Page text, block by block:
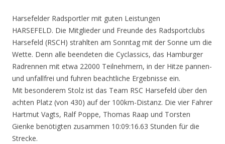
Harsefelder Radsportler mit guten Leistungen
HARSEFELD. Die Mitglieder und Freunde des Radsportclubs
Harsefeld (RSCH) strahlten am Sonntag mit der Sonne um die
Wette. Denn alle beendeten die Cyclassics, das Hamburger
Radrennen mit etwa 22000 Teilnehmern, in der Hitze pannen-
und unfallfrei und fuhren beachtliche Ergebnisse ein.
Mit besonderem Stolz ist das Team RSC Harsefeld über den
achten Platz (von 430) auf der 100km-Distanz. Die vier Fahrer
Hartmut Vagts, Ralf Poppe, Thomas Raap und Torsten
Gienke benötigten zusammen 10:09:16.63 Stunden für die
Strecke.